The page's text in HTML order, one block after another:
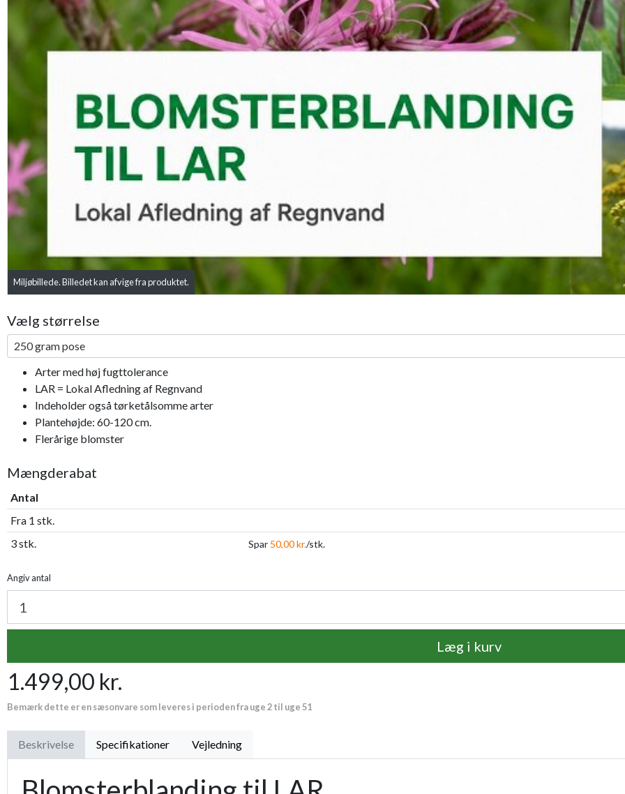
Miljøbillede. Billedet kan afvige fra produktet.
Vælg størrelse
250 gram pose
Arter med høj fugttolerance
LAR = Lokal Afledning af Regnvand
Indeholder også tørketålsomme arter
Plantehøjde: 60-120 cm.
Flerårige blomster
Mængderabat
Antal
Fra 1 stk.
3 stk.
Spar 50,00 kr./stk.
Angiv antal
Læg i kurv
1.499,00 kr.
Bemærk dette er en sæsonvare som leveres i perioden fra uge 2 til uge 51
Beskrivelse Specifikationer Vejledning